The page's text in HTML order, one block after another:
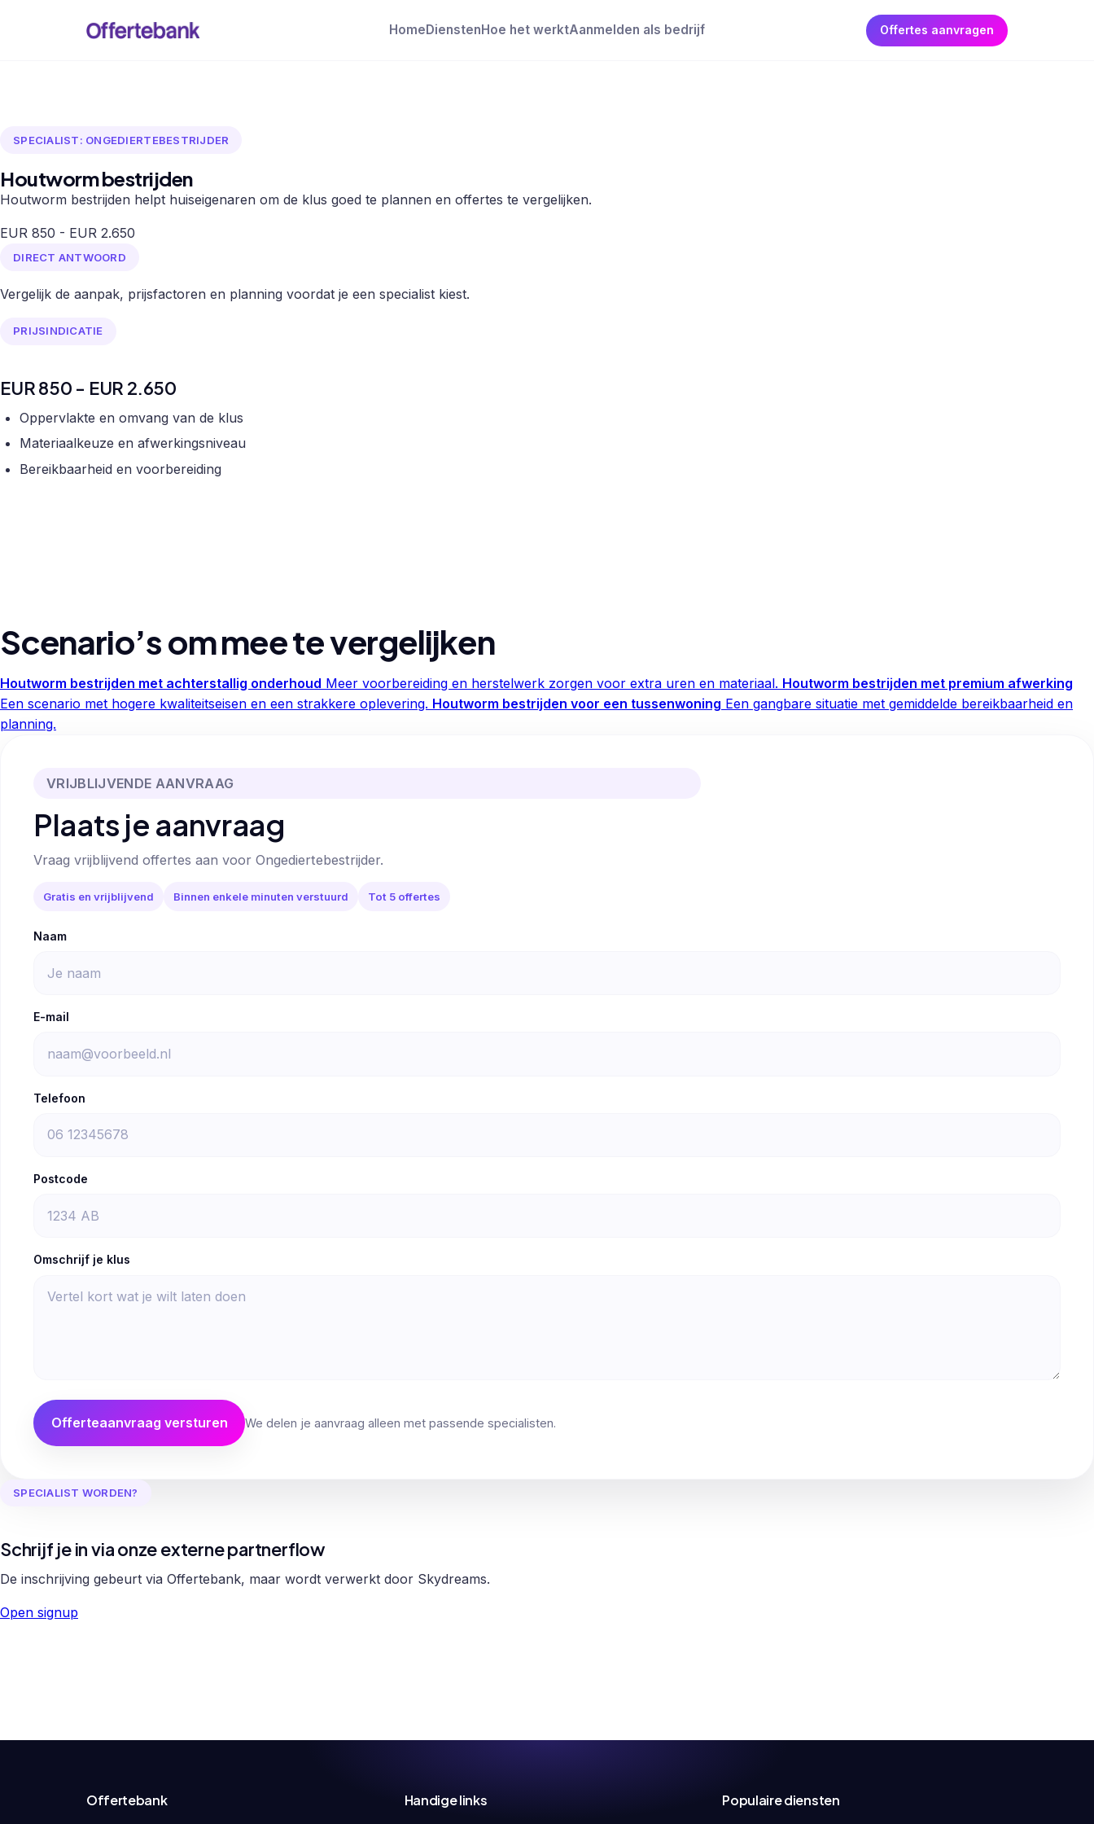
Home Diensten Hoe het werktAanmelden als bedrijf Offertes aanvragen
SPECIALIST: ONGEDIERTEBESTRIJDER
Houtworm bestrijden
Houtworm bestrijden helpt huiseigenaren om de klus goed te plannen en offertes te vergelijken.
EUR 850 - EUR 2.650
DIRECT ANTWOORD
Vergelijk de aanpak, prijsfactoren en planning voordat je een specialist kiest.
PRIJSINDICATIE
EUR 850 - EUR 2.650
Oppervlakte en omvang van de klus
Materiaalkeuze en afwerkingsniveau
Bereikbaarheid en voorbereiding
Scenario’s om mee te vergelijken
Houtworm bestrijden met achterstallig onderhoud Meer voorbereiding en herstelwerk zorgen voor extra uren en materiaal. Houtworm bestrijden met premium afwerking
Een scenario met hogere kwaliteitseisen en een strakkere oplevering. Houtworm bestrijden voor een tussenwoning Een gangbare situatie met gemiddelde bereikbaarheid en
planning.
VRIJBLIJVENDE AANVRAAG
Plaats je aanvraag
Vraag vrijblijvend offertes aan voor Ongediertebestrijder.
Gratis en vrijblijvend Binnen enkele minuten verstuurd Tot 5 offertes
Naam
E-mail
Telefoon
Postcode
Omschrijf je klus
Offerteaanvraag versturen We delen je aanvraag alleen met passende specialisten.
SPECIALIST WORDEN?
Schrijf je in via onze externe partnerflow
De inschrijving gebeurt via Offertebank, maar wordt verwerkt door Skydreams.
Open signup
Offertebank Handige links Populaire diensten